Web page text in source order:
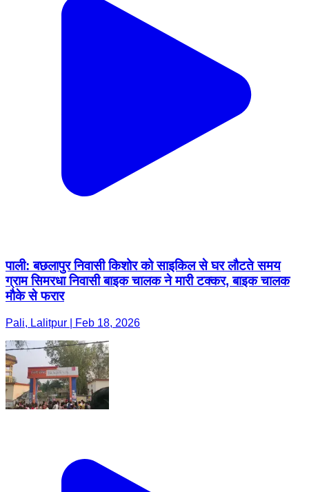
पाली: बछलापुर निवासी किशोर को साइकिल से घर लौटते समय
ग्राम सिमरधा निवासी बाइक चालक ने मारी टक्कर, बाइक चालक
मौके से फरार
Pali, Lalitpur | Feb 18, 2026